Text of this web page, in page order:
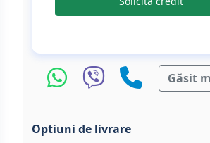
Găsit
Optiuni de livrare